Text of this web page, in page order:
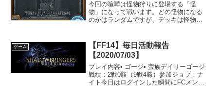
今回の喧嘩は怪物狩りに登場する「怪
物」になって戦います。どの怪物になる
のかはランダムですが、デッキは怪物ご
ゲーム
【FF14】毎日活動報告
【2020/07/03】
プレイ内容• ゴージ• 蛮族デイリーゴージ
戦績：2戦0勝（9戦4勝）参加ジョブ：ナ
イト今日はログインした瞬間にFCメンバ